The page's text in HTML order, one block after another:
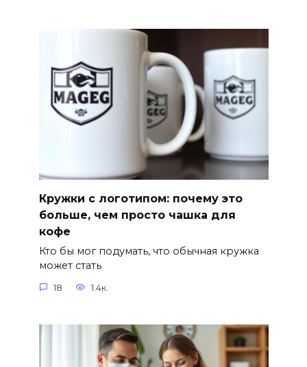
Кружки с логотипом: почему это
больше, чем просто чашка для
кофе
Кто бы мог подумать, что обычная кружка
может стать
18 1.4к.